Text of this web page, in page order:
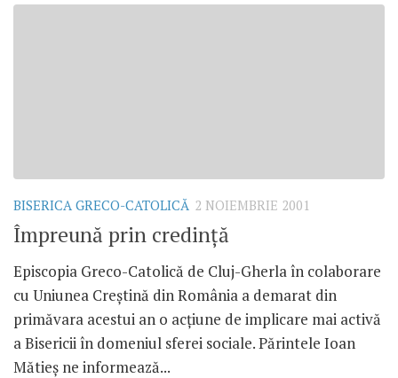
BISERICA GRECO-CATOLICĂ 2 NOIEMBRIE 2001
Împreună prin credinţă
Episcopia Greco-Catolică de Cluj-Gherla în colaborare
cu Uniunea Creştină din România a demarat din
primăvara acestui an o acţiune de implicare mai activă
a Bisericii în domeniul sferei sociale. Părintele Ioan
Mătieş ne informează...